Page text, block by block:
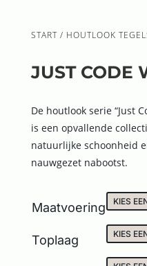
START/ HOUTLOOK
JUST CODE
De houtlook serie “Just
is een opvallende
natuurlijke schoonheid
nauwgezet nabootst.
Maatvoering
Toplaag